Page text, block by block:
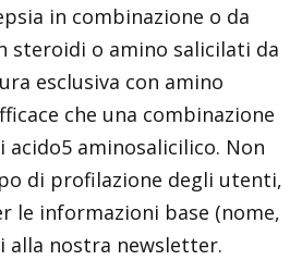
in combinazione o da
steroidi o amino salicilati da
esclusiva con amino
che una combinazione
acido5 aminosalicilico. Non
di profilazione degli utenti,
le informazioni base (nome,
alla nostra newsletter.